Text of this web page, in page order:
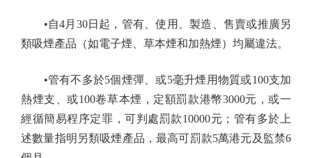
•自4月30日起，管有、使用、製造、售賣或推廣另
類吸煙產品（如電子煙、草本煙和加熱煙）均屬違法。
•管有不多於5個煙彈、或5毫升煙用物質或100支加
熱煙支、或100卷草本煙，定額罰款港幣3000元，或一
經循簡易程序定罪，可判處罰款10000元；管有多於上
述數量指明另類吸煙產品，最高可罰款5萬港元及監禁6